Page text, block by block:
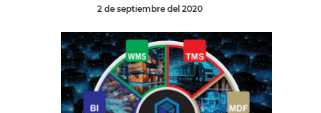
2 de septiembre del 2020